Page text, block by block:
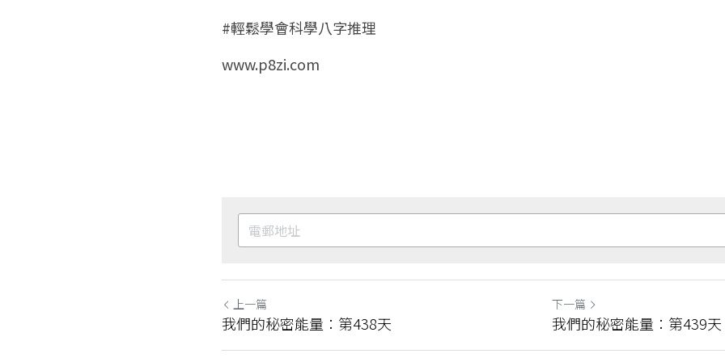
#輕鬆學會科學八字推理
www.p8zi.com
上一篇
我們的秘密能量：第438天
下一篇
我們的秘密能量：第439天